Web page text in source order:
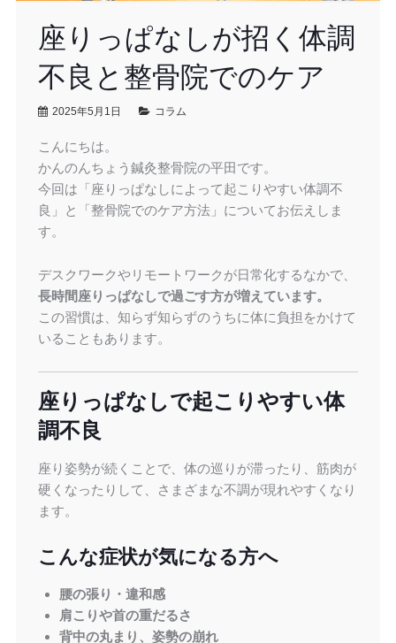
座りっぱなしが招く体調
不良と整骨院でのケア
2025年5月1日 コラム
こんにちは。
かんのんちょう鍼灸整骨院の平田です。
今回は「座りっぱなしによって起こりやすい体調不
良」と「整骨院でのケア方法」についてお伝えしま
す。
デスクワークやリモートワークが日常化するなかで、
長時間座りっぱなしで過ごす方が増えています。
この習慣は、知らず知らずのうちに体に負担をかけて
いることもあります。
座りっぱなしで起こりやすい体
調不良
座り姿勢が続くことで、体の巡りが滞ったり、筋肉が
硬くなったりして、さまざまな不調が現れやすくなり
ます。
こんな症状が気になる方へ
腰の張り・違和感
肩こりや首の重だるさ
背中の丸まり、姿勢の崩れ